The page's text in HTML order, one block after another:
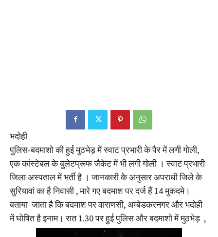
भदोही
पुलिस-बदमाशो की हुई मुठभेड़ में स्वाट प्रभारी के पैर में लगी गोली,
एक कांस्टेबल के बुलेटप्रूफ जैकेट में भी लगी गोली । स्वाट प्रभारी
जिला अस्पताल में भर्ती है । जानकारी केे अनुसार अपराधी जिले के
सुरियावां का है निवासी , मारे गए बदमाश पर दर्ज हैं 14 मुकदमे।
बताया जाता है कि बदमाश पर वाराणसी, अम्बेडकरनगर और भदोही
में घोषित है इनाम। रात 1.30 पर हुई पुलिस और बदमाशो में मुठभेड़ ,